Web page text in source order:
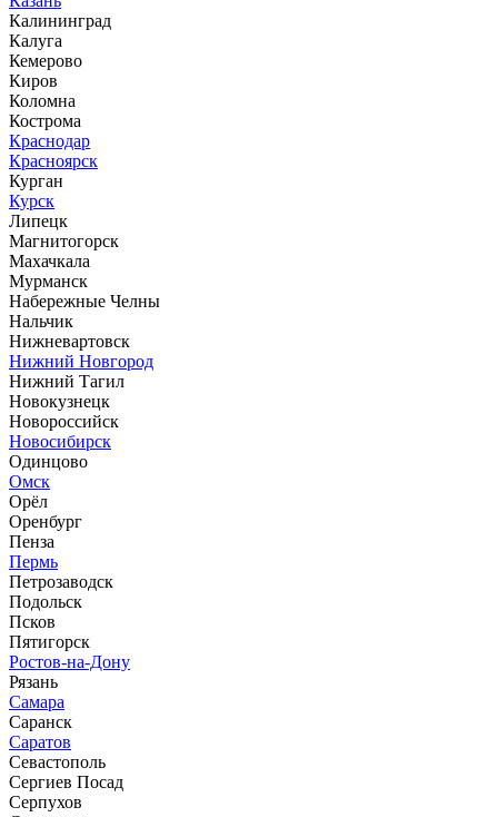
Калининград
Калуга
Кемерово
Киров
Коломна
Кострома
Краснодар
Красноярск
Курган
Курск
Липецк
Магнитогорск
Махачкала
Мурманск
Набережные Челны
Нальчик
Нижневартовск
Нижний Новгород
Нижний Тагил
Новокузнецк
Новороссийск
Новосибирск
Одинцово
Омск
Орёл
Оренбург
Пенза
Пермь
Петрозаводск
Подольск
Псков
Пятигорск
Ростов-на-Дону
Рязань
Самара
Саранск
Саратов
Севастополь
Сергиев Посад
Серпухов